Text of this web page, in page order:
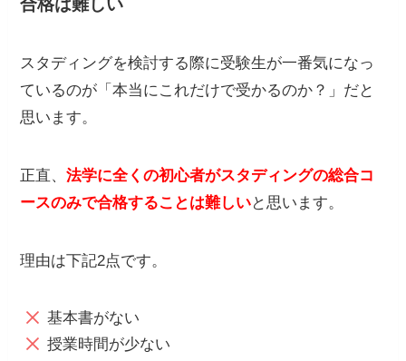
合格は難しい
スタディングを検討する際に受験生が一番気になっ
ているのが「本当にこれだけで受かるのか？」だと
思います。
正直、法学に全くの初心者がスタディングの総合コ
ースのみで合格することは難しいと思います。
理由は下記2点です。
基本書がない
授業時間が少ない